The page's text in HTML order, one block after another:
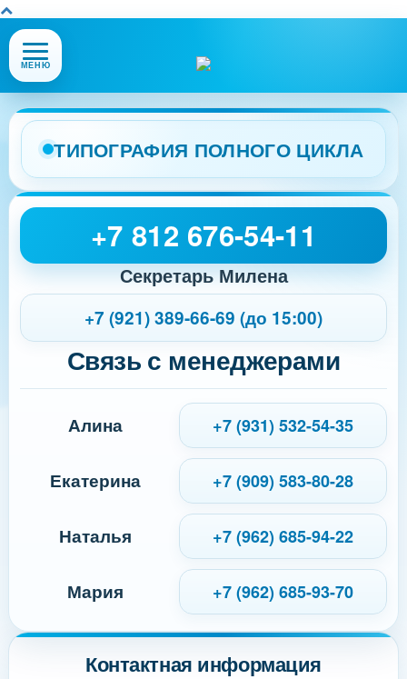
Открыть
или
меню
сайта
МЕНЮ
ТИПОГРАФИЯ ПОЛНОГО ЦИКЛА
Контактная информация
+7 812 676-54-11
Секретарь Милена
+7 (921) 389-66-69 (до 15:00)
Связь с менеджерами
Алина +7 (931) 532-54-35
Екатерина +7 (909) 583-80-28
Наталья +7 (962) 685-94-22
Мария +7 (962) 685-93-70